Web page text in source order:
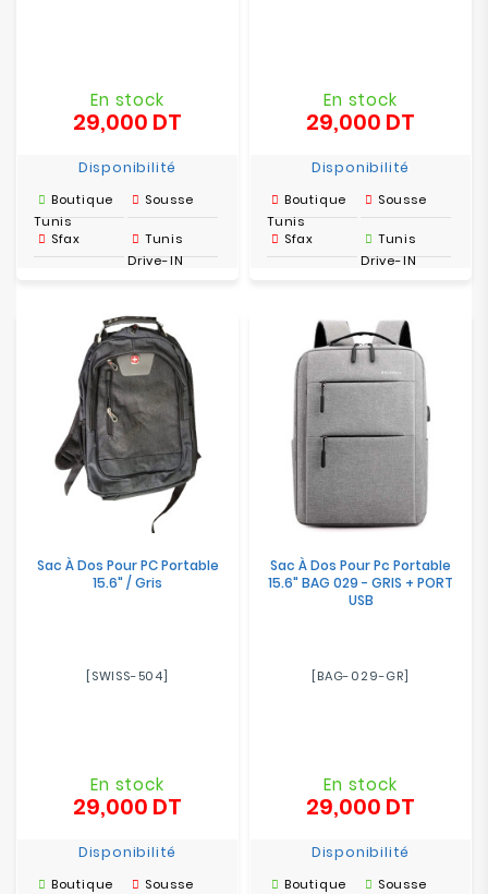
En stock
29,000 DT
Disponibilité
Boutique
Tunis
Sousse
Sfax
Tunis
Drive-IN
En stock
29,000 DT
Disponibilité
Boutique
Tunis
Sousse
Sfax
Tunis
Drive-IN
Sac À Dos Pour PC Portable
15.6" / Gris
[SWISS-504]
En stock
29,000 DT
Disponibilité
Boutique
Sousse
Sac À Dos Pour Pc Portable
15.6" BAG 029 - GRIS + PORT
USB
[BAG-029-GR]
En stock
29,000 DT
Disponibilité
Boutique
Sousse